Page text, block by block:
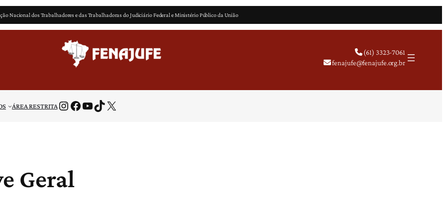
Nacional dos Trabalhadores e das Trabalhadoras do Judiciário Federal e Ministério Público da União
(61) 3323-7061
fenajufe@fenajufe.org.br
ÁREA RESTRITAInstagram Facebook Youtube TikTok X
Geral